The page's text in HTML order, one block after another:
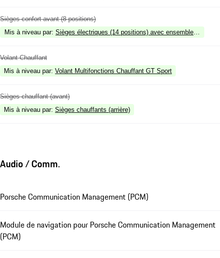
Sièges confort avant (8 positions)
Mis à niveau par: Sièges électriques (14 positions) avec ensemble mémoire
Volant Chauffant
Mis à niveau par: Volant Multifonctions Chauffant GT Sport
Sièges chauffant (avant)
Mis à niveau par: Sièges chauffants (arrière)
Audio / Comm.
Porsche Communication Management (PCM)
Module de navigation pour Porsche Communication Management
(PCM)